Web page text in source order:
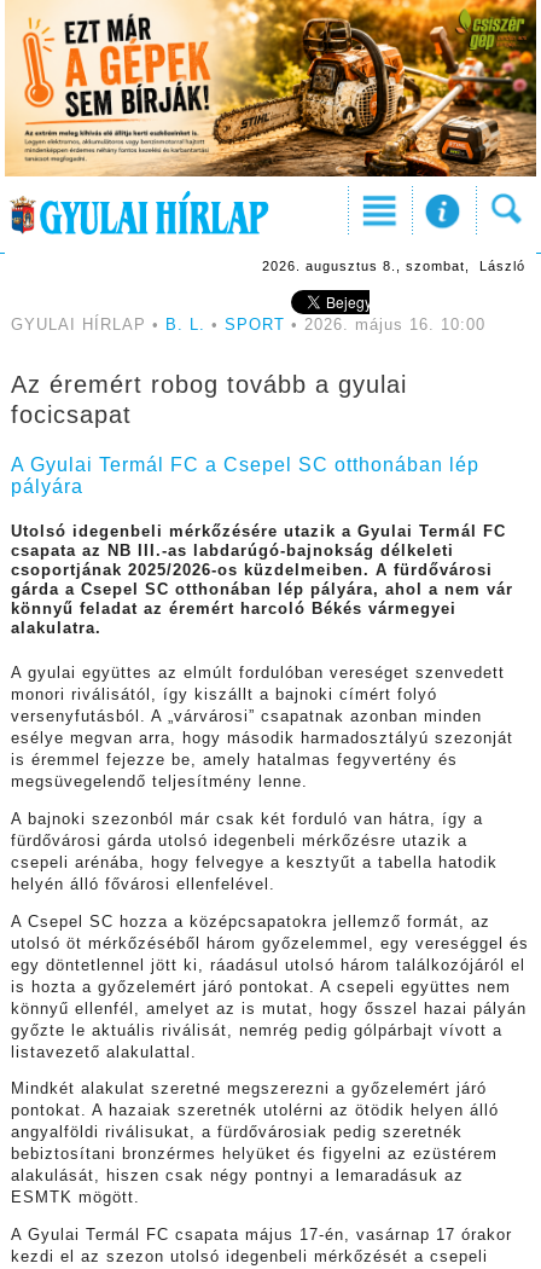
2026. augusztus 8., szombat, László
GYULAI HÍRLAP • B. L. • SPORT • 2026. május 16. 10:00
Az éremért robog tovább a gyulai
focicsapat
A Gyulai Termál FC a Csepel SC otthonában lép
pályára
Utolsó idegenbeli mérkőzésére utazik a Gyulai Termál FC
csapata az NB III.-as labdarúgó-bajnokság délkeleti
csoportjának 2025/2026-os küzdelmeiben. A fürdővárosi
gárda a Csepel SC otthonában lép pályára, ahol a nem vár
könnyű feladat az éremért harcoló Békés vármegyei
alakulatra.
A gyulai együttes az elmúlt fordulóban vereséget szenvedett
monori riválisától, így kiszállt a bajnoki címért folyó
versenyfutásból. A „várvárosi” csapatnak azonban minden
esélye megvan arra, hogy második harmadosztályú szezonját
is éremmel fejezze be, amely hatalmas fegyvertény és
megsüvegelendő teljesítmény lenne.
A bajnoki szezonból már csak két forduló van hátra, így a
fürdővárosi gárda utolsó idegenbeli mérkőzésre utazik a
csepeli arénába, hogy felvegye a kesztyűt a tabella hatodik
helyén álló fővárosi ellenfelével.
A Csepel SC hozza a középcsapatokra jellemző formát, az
utolsó öt mérkőzéséből három győzelemmel, egy vereséggel és
egy döntetlennel jött ki, ráadásul utolsó három találkozójáról el
is hozta a győzelemért járó pontokat. A csepeli együttes nem
könnyű ellenfél, amelyet az is mutat, hogy ősszel hazai pályán
győzte le aktuális riválisát, nemrég pedig gólpárbajt vívott a
listavezető alakulattal.
Mindkét alakulat szeretné megszerezni a győzelemért járó
pontokat. A hazaiak szeretnék utolérni az ötödik helyen álló
angyalföldi riválisukat, a fürdővárosiak pedig szeretnék
bebiztosítani bronzérmes helyüket és figyelni az ezüstérem
alakulását, hiszen csak négy pontnyi a lemaradásuk az
ESMTK mögött.
A Gyulai Termál FC csapata május 17-én, vasárnap 17 órakor
kezdi el az szezon utolsó idegenbeli mérkőzését a csepeli